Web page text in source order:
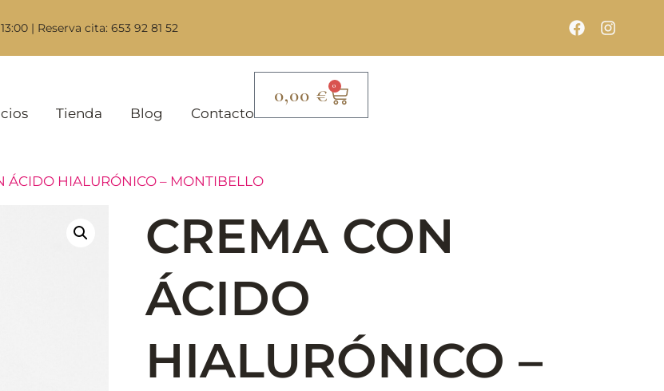
| Reserva cita: 653 92 81 52
Tienda Blog Contacto
0,00 € 0
ÁCIDO HIALURÓNICO – MONTIBELLO
CREMA CON
ÁCIDO
HIALURÓNICO –